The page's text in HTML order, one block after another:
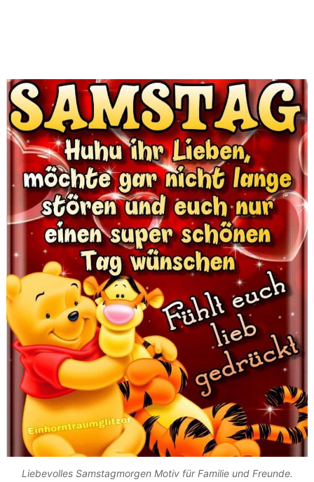
Liebevolles Samstagmorgen Motiv für Familie und Freunde.